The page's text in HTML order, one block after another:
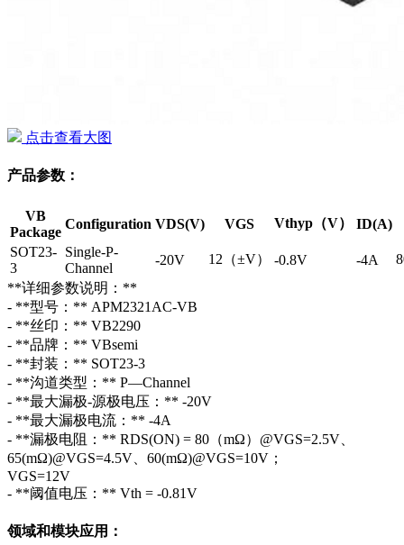
点击查看大图
产品参数：
VB
Package
Configuration VDS(V) VGS Vthyp（V）
ID(A)
SOT23-
3
Single-P-
Channel
-20V 12（±V） -0.8V -4A
**详细参数说明：**
- **型号：** APM2321AC-VB
- **丝印：** VB2290
- **品牌：** VBsemi
- **封装：** SOT23-3
- **沟道类型：** P—Channel
- **最大漏极-源极电压：** -20V
- **最大漏极电流：** -4A
- **漏极电阻：** RDS(ON) = 80（mΩ）@VGS=2.5V、
65(mΩ)@VGS=4.5V、60(mΩ)@VGS=10V；
VGS=12V
- **阈值电压：** Vth = -0.81V
领域和模块应用：